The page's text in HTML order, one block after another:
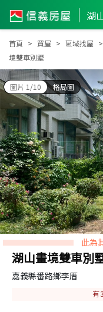
首頁 買屋 區域找屋
境雙車別墅
圖片 1/10 格局圖
此為
湖山畫境雙車別
嘉義縣番路鄉李厝
有